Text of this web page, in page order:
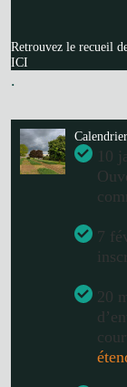
Retrouvez le recueil
ICI
.
Calendrier
10
7
20